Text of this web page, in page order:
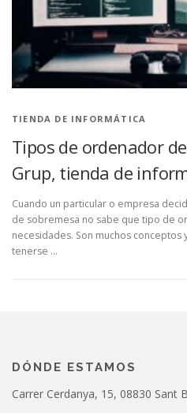
TIENDA DE INFORMÁTICA
Tipos de ordenador
Grup, tienda de
Cuando un particular o empresa
de sobremesa no sabe que tipo de
necesidades. Son muchos
tenerse …
DÓNDE ESTAMOS
Carrer Cerdanya, 15, 08830 Sant